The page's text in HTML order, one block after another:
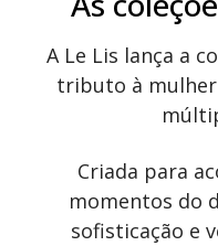
A Le Lis lança a
tributo à
Criada para
momentos do
sofisticação e